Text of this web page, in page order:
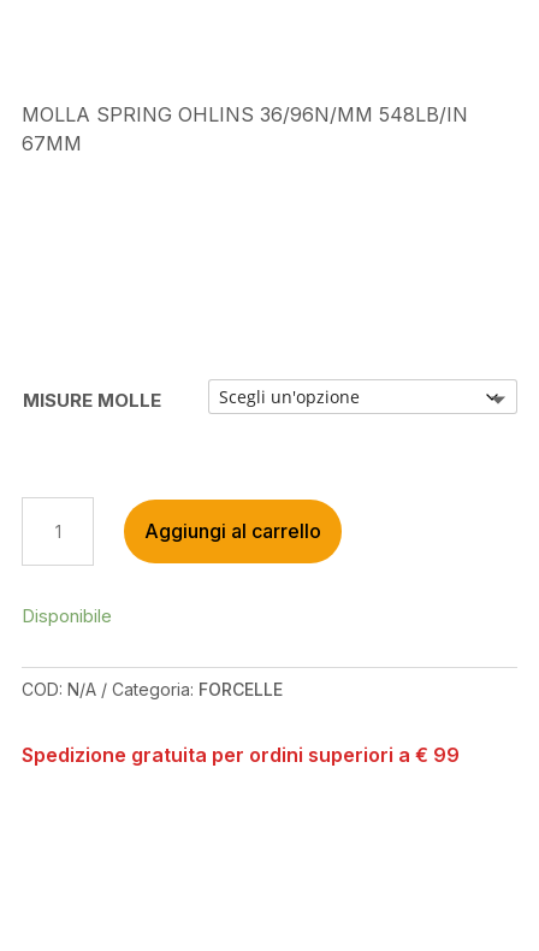
MOLLA SPRING OHLINS 36/96N/MM 548LB/IN
67MM
MISURE MOLLE
SPRING
OHLINS
548LB/IN
QUANTITÀ
Aggiungi al carrello
Disponibile
COD: N/A Categoria: FORCELLE
Spedizione gratuita per ordini superiori a € 99